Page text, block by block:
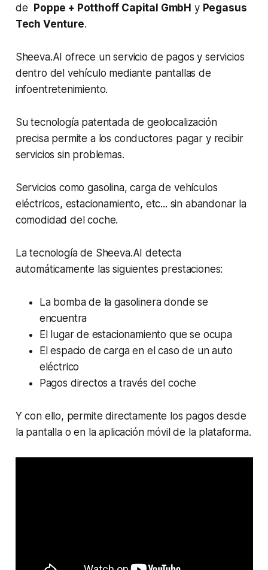
de
Poppe + Potthoff Capital GmbH y Pegasus
Tech Venture.
Sheeva.AI ofrece un servicio de pagos y servicios
dentro del vehículo mediante pantallas de
infoentretenimiento.
Su tecnología patentada de geolocalización
precisa permite a los conductores pagar y recibir
servicios sin problemas.
Servicios como gasolina, carga de vehículos
eléctricos, estacionamiento, etc... sin abandonar la
comodidad del coche.
La tecnología de Sheeva.AI detecta
automáticamente las siguientes prestaciones:
La bomba de la gasolinera donde se
encuentra
El lugar de estacionamiento que se ocupa
El espacio de carga en el caso de un auto
eléctrico
Pagos directos a través del coche
Y con ello, permite directamente los pagos desde
la pantalla o en la aplicación móvil de la plataforma.